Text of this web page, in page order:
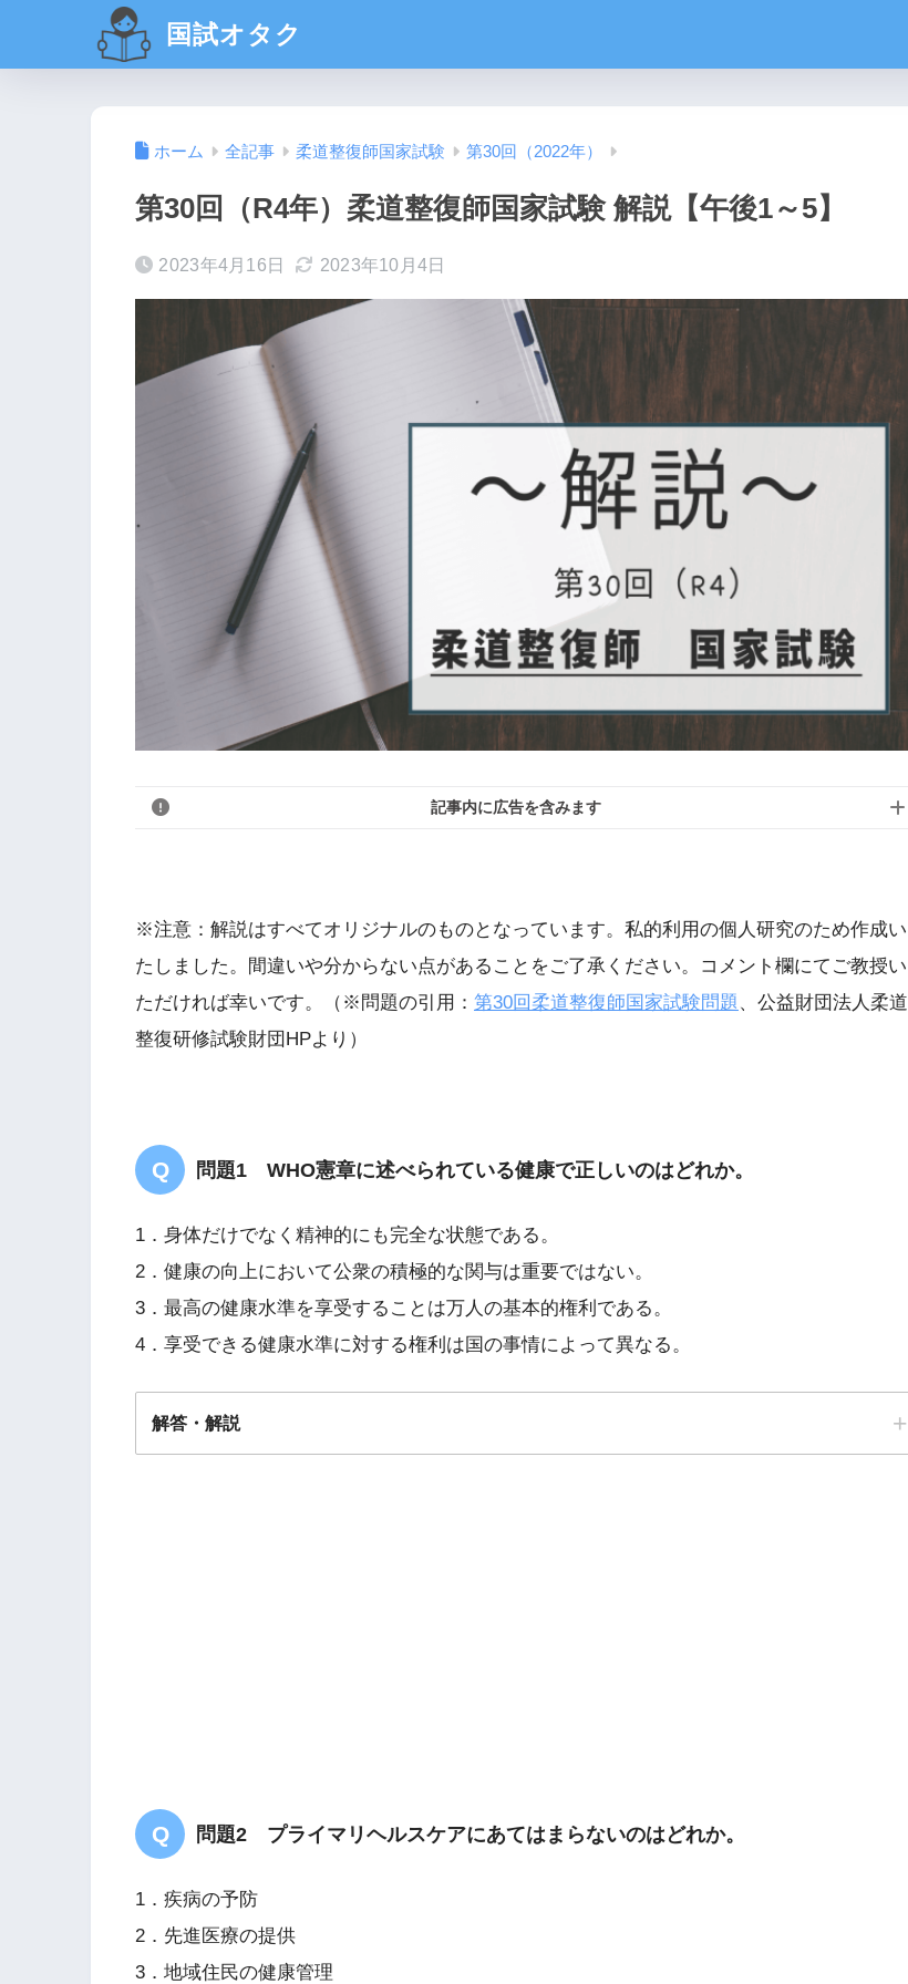
国試オタク
ホーム 全記事 柔道整復師国家試験 第30回（2022年）
第30回（R4年）柔道整復師国家試験 解説【午後1～5】
2023年4月16日 2023年10月4日
記事内に広告を含みます
※注意：解説はすべてオリジナルのものとなっています。私的利用の個人研究のため作成い
たしました。間違いや分からない点があることをご了承ください。コメント欄にてご教授い
ただければ幸いです。（※問題の引用： 第30回柔道整復師国家試験問題 、公益財団法人柔道
整復研修試験財団HPより）
問題1 WHO憲章に述べられている健康で正しいのはどれか。
1．身体だけでなく精神的にも完全な状態である。
2．健康の向上において公衆の積極的な関与は重要ではない。
3．最高の健康水準を享受することは万人の基本的権利である。
4．享受できる健康水準に対する権利は国の事情によって異なる。
解答・解説
問題2 プライマリヘルスケアにあてはまらないのはどれか。
1．疾病の予防
2．先進医療の提供
3．地域住民の健康管理